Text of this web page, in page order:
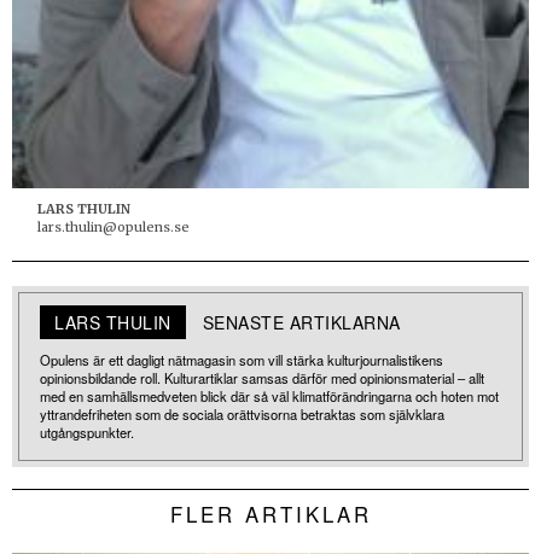
LARS THULIN
lars.thulin@opulens.se
LARS THULIN SENASTE ARTIKLARNA
Opulens är ett dagligt nätmagasin som vill stärka kulturjournalistikens
opinionsbildande roll. Kulturartiklar samsas därför med opinionsmaterial – allt
med en samhällsmedveten blick där så väl klimatförändringarna och hoten mot
yttrandefriheten som de sociala orättvisorna betraktas som självklara
utgångspunkter.
FLER ARTIKLAR